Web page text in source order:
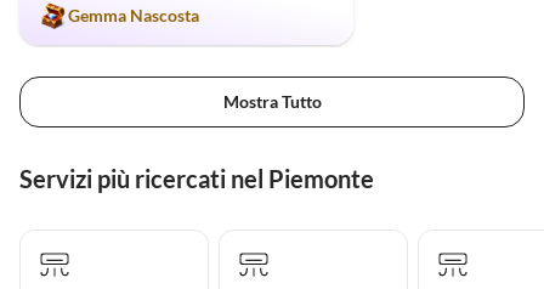
Gemma Nascosta
Mostra Tutto
Servizi più ricercati nel Piemonte